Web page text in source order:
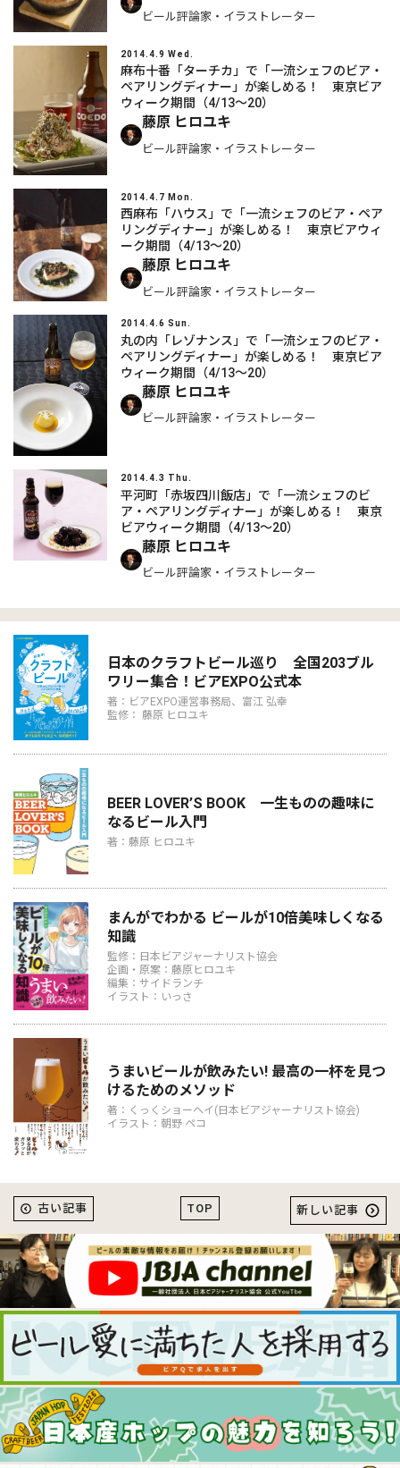
ビール評論家・イラストレーター
2014.4.9 Wed.
麻布十番「ターチカ」で「一流シェフのビア・
ペアリングディナー」が楽しめる！ 東京ビア
ウィーク期間（4/13～20）
藤原 ヒロユキ
ビール評論家・イラストレーター
2014.4.7 Mon.
西麻布「ハウス」で「一流シェフのビア・ペア
リングディナー」が楽しめる！ 東京ビアウィ
ーク期間（4/13～20）
藤原 ヒロユキ
ビール評論家・イラストレーター
2014.4.6 Sun.
丸の内「レゾナンス」で「一流シェフのビア・
ペアリングディナー」が楽しめる！ 東京ビア
ウィーク期間（4/13～20）
藤原 ヒロユキ
ビール評論家・イラストレーター
2014.4.3 Thu.
平河町「赤坂四川飯店」で「一流シェフのビ
ア・ペアリングディナー」が楽しめる！ 東京
ビアウィーク期間（4/13～20）
藤原 ヒロユキ
ビール評論家・イラストレーター
日本のクラフトビール巡り 全国203ブル
ワリー集合！ビアEXPO公式本
著：ビアEXPO運営事務局、富江 弘幸
監修： 藤原 ヒロユキ
BEER LOVER’S BOOK 一生ものの趣味に
なるビール入門
著：藤原 ヒロユキ
まんがでわかる ビールが10倍美味しくなる
知識
監修：日本ビアジャーナリスト協会
企画・原案：藤原ヒロユキ
編集：サイドランチ
イラスト：いっさ
うまいビールが飲みたい! 最高の一杯を見つ
けるためのメソッド
著：くっくショーヘイ(日本ビアジャーナリスト協会)
イラスト：朝野 ペコ
TOP
古い記事 新しい記事